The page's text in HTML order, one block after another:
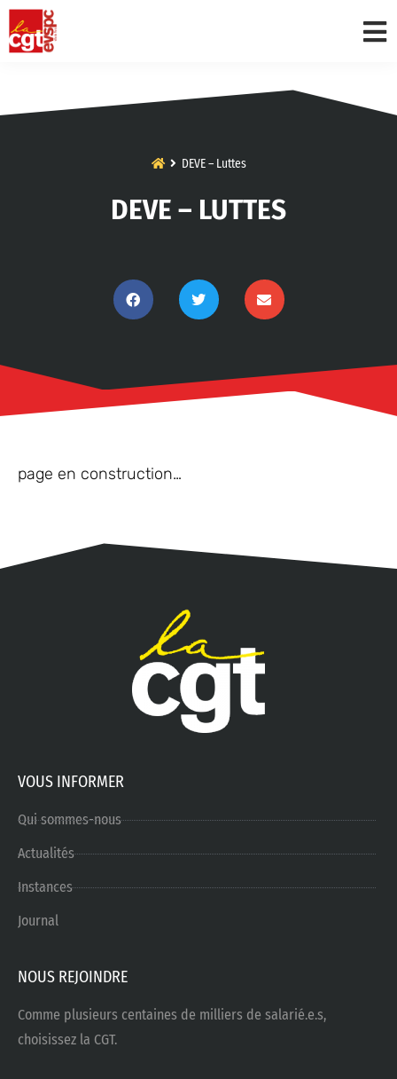
DEVE – Luttes
DEVE – LUTTES
page en construction…
VOUS INFORMER
Qui sommes-nous
Actualités
Instances
Journal
NOUS REJOINDRE
Comme plusieurs centaines de milliers de salarié.e.s,
choisissez la CGT.